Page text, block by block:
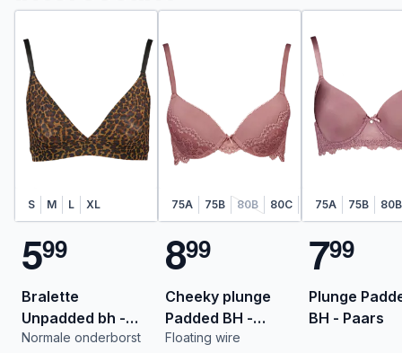
S M L XL
599
Bralette
Unpadded bh -
Multi-color
Normale onderborst
75A 75B 80B 80C 85B 85C 90B
899
Cheeky plunge
Padded BH -
Paars
Floating wire
75A 75B 80B
799
Plunge
BH - Paars